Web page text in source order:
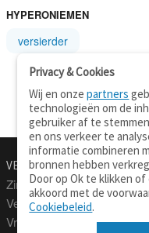
HYPERONIEMEN
versierder
VERTALEN.NU
Zinnen vertalen
Verklarend woordenboek
Vraagbaak
Privacy & Cookies
Wij en onzepartners
technologieën om de
gebruiker af te
en ons verkeer te
informatie combineren
bronnen hebben
Door op Ok te klikken
akkoord met de
Cookiebeleid.